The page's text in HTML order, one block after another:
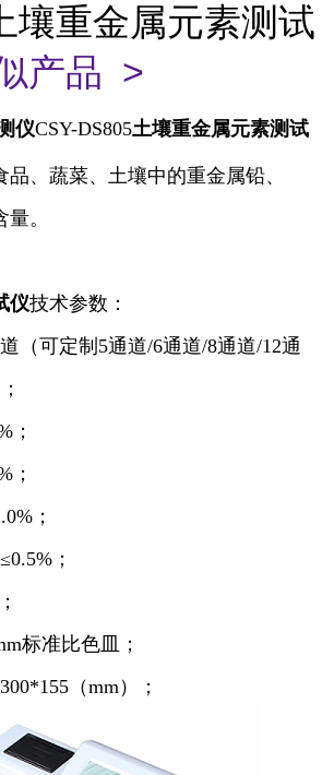
壤重金属元素测试
产品 >
仪CSY-DS805土壤重金属元素测试
、蔬菜、土壤中的重金属铅、
。
仪技术参数：
（可定制5通道/6通道/8通道/12通
；
；
；
；
标准比色皿；
（mm）；